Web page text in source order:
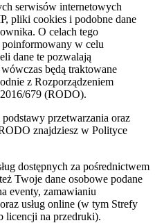
serwisów internetowych
pliki cookies i podobne dane
O celach tego
poinformowany w celu
dane te pozwalają
będą traktowane
z Rozporządzeniem
679 (RODO).
przetwarzania oraz
znajdziesz w Polityce
dostępnych za pośrednictwem
Twoje dane osobowe podane
eventy, zamawianiu
usług online (w tym Strefy
licencji na przedruki).